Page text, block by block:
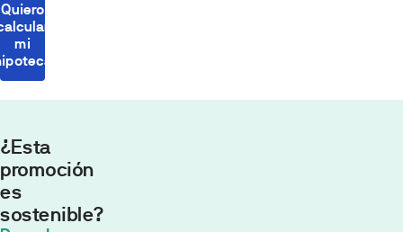
Quiero
mi
¿Esta
promoción
es
sostenible?